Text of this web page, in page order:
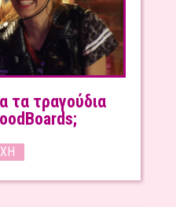
τα τραγούδια